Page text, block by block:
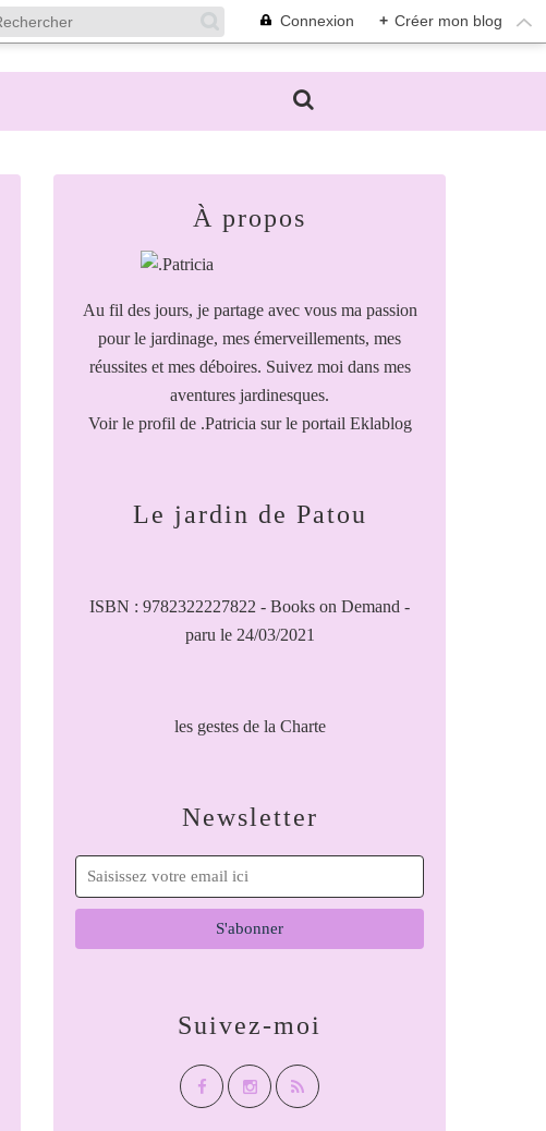
Connexion + Créer mon blog
Newsletter
Suivez-moi
À propos
Au fil des jours, je partage avec vous ma passion
pour le jardinage, mes émerveillements, mes
réussites et mes déboires. Suivez moi dans mes
aventures jardinesques.
Voir le profil de .Patricia sur le portail Eklablog
Le jardin de Patou
ISBN : 9782322227822 - Books on Demand -
paru le 24/03/2021
les gestes de la Charte